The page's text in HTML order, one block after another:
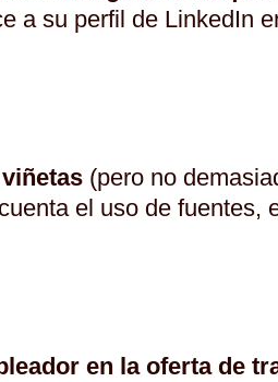
a su perfil de LinkedIn
(pero no
el uso de fuentes,
en la oferta de